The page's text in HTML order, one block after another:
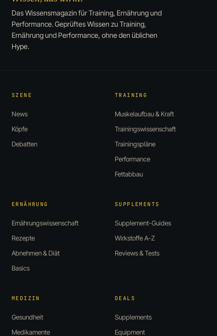
Das Wissensmagazin für Training, Ernährung und
Performance. Geprüftes Wissen zu Training,
Ernährung und Performance, ohne den üblichen
Hype.
SZENE
News
Köpfe
Debatten
TRAINING
Muskelaufbau & Kraft
Trainingswissenschaft
Trainingspläne
Performance
Fettabbau
ERNÄHRUNG
Ernährungswissenschaft
Rezepte
Abnehmen & Diät
Basics
SUPPLEMENTS
Supplement-Guides
Wirkstoffe A-Z
Reviews & Tests
MEDIZIN
Gesundheit
Medikamente
DEALS
Supplements
Equipment